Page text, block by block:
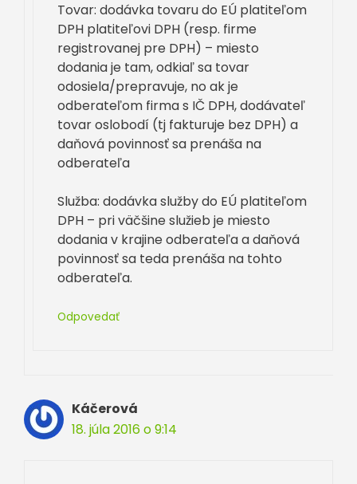
Tovar: dodávka tovaru do EÚ platiteľom
DPH platiteľovi DPH (resp. firme
registrovanej pre DPH) – miesto
dodania je tam, odkiaľ sa tovar
odosiela/prepravuje, no ak je
odberateľom firma s IČ DPH, dodávateľ
tovar oslobodí (tj fakturuje bez DPH) a
daňová povinnosť sa prenáša na
odberateľa
Služba: dodávka služby do EÚ platiteľom
DPH – pri väčšine služieb je miesto
dodania v krajine odberateľa a daňová
povinnosť sa teda prenáša na tohto
odberateľa.
Odpovedať
Káčerová
18. júla 2016 o 9:14